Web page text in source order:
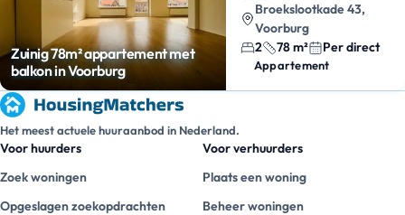
Zuinig 78m² appartement met
balkon in Voorburg
Broekslootkade 43,
Voorburg
2
78 m² Per direct
Appartement
Het meest actuele huuraanbod in Nederland.
Voor huurders
Zoek woningen
Opgeslagen zoekopdrachten
Voor verhuurders
Plaats een woning
Beheer woningen